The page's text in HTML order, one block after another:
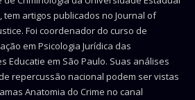
tem artigos publicados no Journal of
Foi coordenador do curso de
em Psicologia Jurídica das
Educatie em São Paulo. Suas análises
repercussão nacional podem ser vistas
Anatomia do Crime no canal